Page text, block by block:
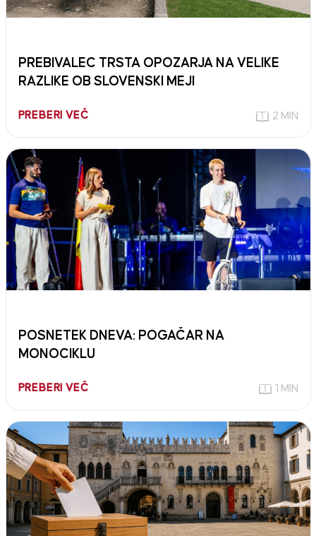
PREBIVALEC TRSTA OPOZARJA NA VELIKE
RAZLIKE OB SLOVENSKI MEJI
PREBERI VEČ 2 MIN
POSNETEK DNEVA: POGAČAR NA
MONOCIKLU
PREBERI VEČ 1 MIN